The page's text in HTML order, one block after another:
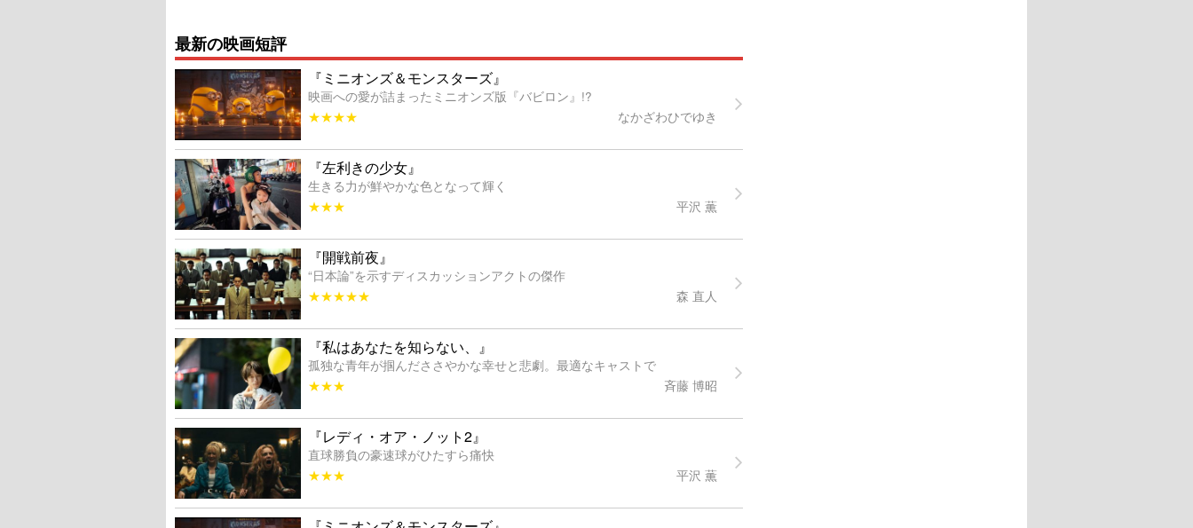
最新の映画短評
『ミニオンズ＆モンスターズ』
映画への愛が詰まったミニオンズ版『バビロン』!?
★★★★
なかざわひでゆき
『左利きの少女』
生きる力が鮮やかな色となって輝く
★★★
平沢 薫
『開戦前夜』
“日本論”を示すディスカッションアクトの傑作
★★★★★
森 直人
『私はあなたを知らない、』
孤独な青年が掴んだささやかな幸せと悲劇。最適なキャストで
★★★
斉藤 博昭
『レディ・オア・ノット2』
直球勝負の豪速球がひたすら痛快
★★★
平沢 薫